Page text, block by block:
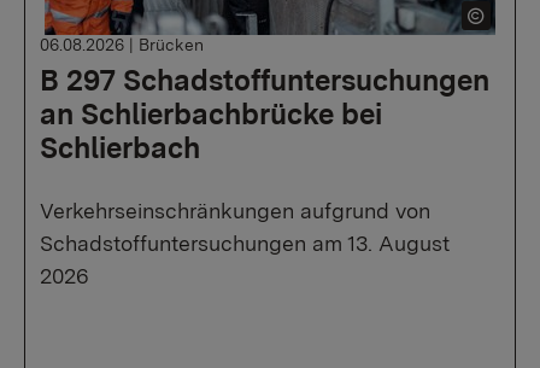
B 297 Schadstoffuntersuchungen
an Schlierbachbrücke bei
Schlierbach
06.08.2026 | Brücken
Verkehrseinschränkungen aufgrund von
Schadstoffuntersuchungen am 13. August
2026